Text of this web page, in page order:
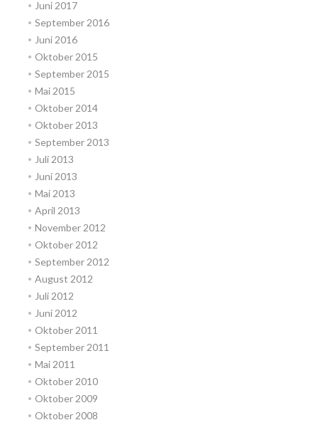
Juni 2017
September 2016
Juni 2016
Oktober 2015
September 2015
Mai 2015
Oktober 2014
Oktober 2013
September 2013
Juli 2013
Juni 2013
Mai 2013
April 2013
November 2012
Oktober 2012
September 2012
August 2012
Juli 2012
Juni 2012
Oktober 2011
September 2011
Mai 2011
Oktober 2010
Oktober 2009
Oktober 2008